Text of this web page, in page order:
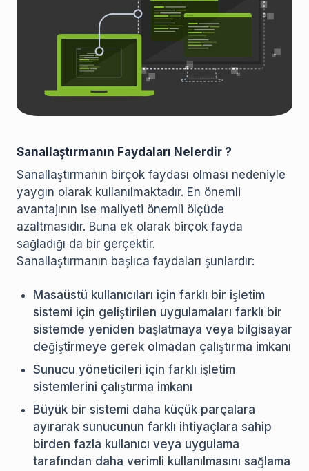
Sanallaştırmanın Faydaları Nelerdir ?
Sanallaştırmanın birçok faydası olması nedeniyle
yaygın olarak kullanılmaktadır. En önemli
avantajının ise maliyeti önemli ölçüde
azaltmasıdır. Buna ek olarak birçok fayda
sağladığı da bir gerçektir.
Sanallaştırmanın başlıca faydaları şunlardır:
Masaüstü kullanıcıları için farklı bir işletim
sistemi için geliştirilen uygulamaları farklı bir
sistemde yeniden başlatmaya veya bilgisayar
değiştirmeye gerek olmadan çalıştırma imkanı
Sunucu yöneticileri için farklı işletim
sistemlerini çalıştırma imkanı
Büyük bir sistemi daha küçük parçalara
ayırarak sunucunun farklı ihtiyaçlara sahip
birden fazla kullanıcı veya uygulama
tarafından daha verimli kullanılmasını sağlama